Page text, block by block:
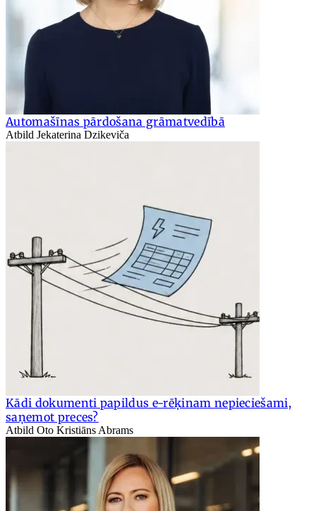
Automašīnas pārdošana grāmatvedībā
Atbild Jekaterina Dzikeviča
Kādi dokumenti papildus e-rēķinam nepieciešami,
saņemot preces?
Atbild Oto Kristiāns Abrams